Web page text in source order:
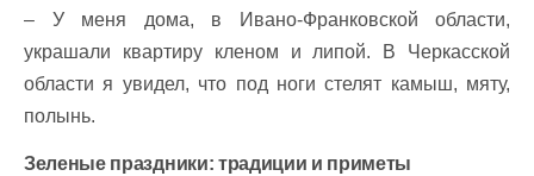
– У меня дома, в Ивано-Франковской области,
украшали квартиру кленом и липой. В Черкасской
области я увидел, что под ноги стелят камыш, мяту,
полынь.
Зеленые праздники: традиции и приметы